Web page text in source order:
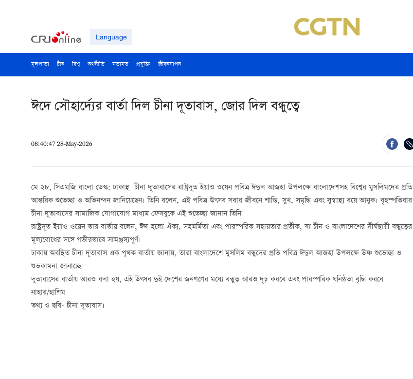
Language
মূলপাতা চীন বিশ্ব অর্থনীতি মতামত প্রযুক্তি জীবনযাপন
ঈদে সৌহার্দ্যের বার্তা দিল চীনা দূতাবাস, জোর দিল বন্ধুত্বে
08:40:47 28-May-2026
মে ২৮, সিএমজি বাংলা ডেস্ক: ঢাকাস্থ চীনা দূতাবাসের রাষ্ট্রদূত ইয়াও ওয়েন পবিত্র ঈদুল আজহা উপলক্ষে বাংলাদেশসহ বিশ্বের মুসলিমদের প্রতি
আন্তরিক শুভেচ্ছা ও অভিনন্দন জানিয়েছেন। তিনি বলেন, এই পবিত্র উৎসব সবার জীবনে শান্তি, সুখ, সমৃদ্ধি এবং সুস্বাস্থ্য বয়ে আনুক। বৃহস্পতিবার
চীনা দূতাবাসের সামাজিক যোগাযোগ মাধ্যম ফেসবুকে এই শুভেচ্ছা জানান তিনি।
রাষ্ট্রদূতইয়াও ওয়েন তার বার্তায় বলেন, ঈদ হলো ঐক্য, সহমর্মিতা এবং পারস্পরিক সহায়তার প্রতীক, যা চীন ও বাংলাদেশের দীর্ঘস্থায়ী বন্ধুত্বের
মূল্যবোধের সঙ্গে গভীরভাবে সামঞ্জস্যপূর্ণ।
ঢাকায় অবস্থিতচীনা দূতাবাস এক পৃথক বার্তায় জানায়, তারা বাংলাদেশে মুসলিম বন্ধুদের প্রতি পবিত্র ঈদুল আজহা উপলক্ষে উষ্ণ শুভেচ্ছা ও
শুভকামনা জানাচ্ছে।
দূতাবাসের বার্তায় আরও বলা হয়, এই উৎসব দুই দেশের জনগণের মধ্যে বন্ধুত্ব আরও দৃঢ় করবে এবং পারস্পরিক ঘনিষ্ঠতা বৃদ্ধি করবে।
নাহার/হাশিম
তথ্য ও ছবি- চীনা দূতাবাস।